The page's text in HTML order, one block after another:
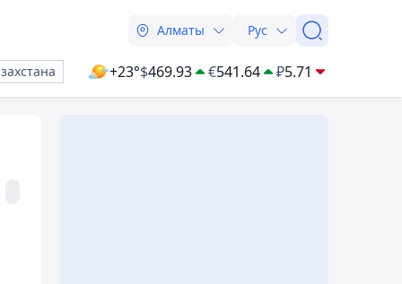
Алматы Рус
+23°$469.93 €541.64 ₽5.71